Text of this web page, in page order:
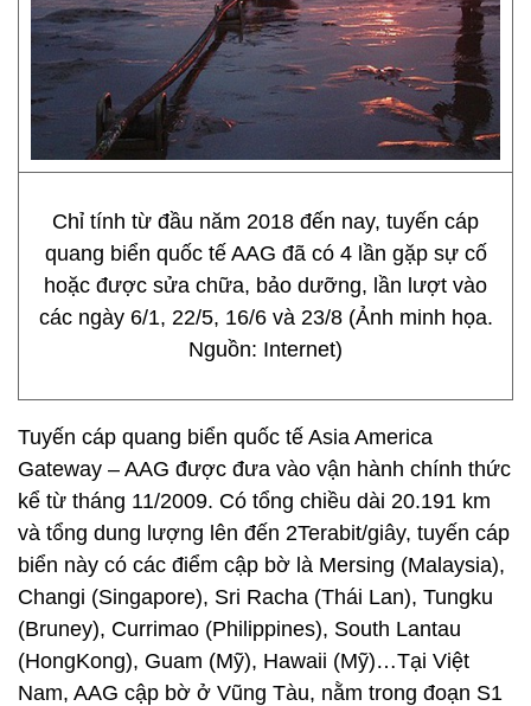
Chỉ tính từ đầu năm 2018 đến nay, tuyến cáp
quang biển quốc tế AAG đã có 4 lần gặp sự cố
hoặc được sửa chữa, bảo dưỡng, lần lượt vào
các ngày 6/1, 22/5, 16/6 và 23/8 (Ảnh minh họa.
Nguồn: Internet)
Tuyến cáp quang biển quốc tế Asia America
Gateway – AAG được đưa vào vận hành chính thức
kể từ tháng 11/2009. Có tổng chiều dài 20.191 km
và tổng dung lượng lên đến 2Terabit/giây, tuyến cáp
biển này có các điểm cập bờ là Mersing (Malaysia),
Changi (Singapore), Sri Racha (Thái Lan), Tungku
(Bruney), Currimao (Philippines), South Lantau
(HongKong), Guam (Mỹ), Hawaii (Mỹ)…Tại Việt
Nam, AAG cập bờ ở Vũng Tàu, nằm trong đoạn S1